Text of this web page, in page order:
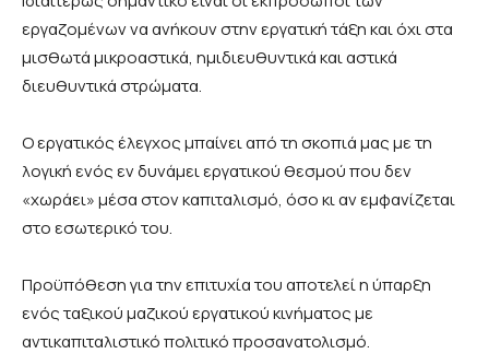
εργαζομένων να ανήκουν στην εργατική τάξη και όχι στα
μισθωτά μικροαστικά, ημιδιευθυντικά και αστικά
διευθυντικά στρώματα.
Ο εργατικός έλεγχος μπαίνει από τη σκοπιά μας με τη
λογική ενός εν δυνάμει εργατικού θεσμού που δεν
«χωράει» μέσα στον καπιταλισμό, όσο κι αν εμφανίζεται
στο εσωτερικό του.
Προϋπόθεση για την επιτυχία του αποτελεί η ύπαρξη
ενός ταξικού μαζικού εργατικού κινήματος με
αντικαπιταλιστικό πολιτικό προσανατολισμό.